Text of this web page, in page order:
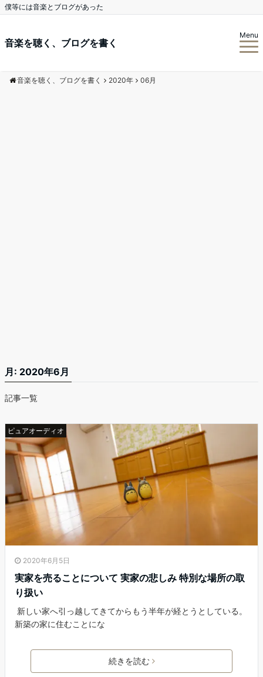
僕等には音楽とブログがあった
音楽を聴く、ブログを書く
Menu
音楽を聴く、ブログを書く 2020年 06月
月: 2020年6月
記事一覧
ピュアオーディオ
2020年6月5日
実家を売ることについて 実家の悲しみ 特別な場所の取
り扱い
新しい家へ引っ越してきてからもう半年が経とうとしている。
新築の家に住むことにな
続きを読む